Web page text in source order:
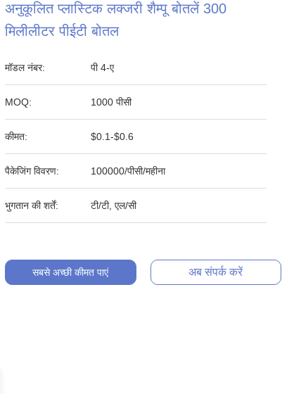
अनुकूलित प्लास्टिक लक्जरी शैम्पू बोतलें 300
मिलीलीटर पीईटी बोतल
मॉडल नंबर: पी 4-ए
MOQ: 1000 पीसी
कीमत: $0.1-$0.6
पैकेजिंग विवरण: 100000/पीसी/महीना
भुगतान की शर्तें: टी/टी, एल/सी
सबसे अच्छी कीमत पाएं अब संपर्क करें